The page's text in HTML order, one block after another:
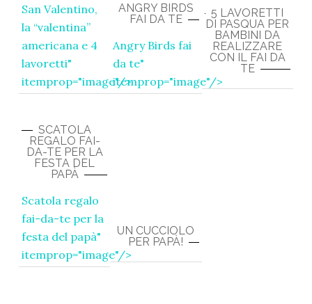
San Valentino,
la “valentina”
americana e 4
lavoretti"
itemprop="image"/>
ANGRY BIRDS
FAI DA TE
Angry Birds fai
da te"
itemprop="image"/>
5 LAVORETTI
DI PASQUA PER
BAMBINI DA
REALIZZARE
CON IL FAI DA
TE
SCATOLA
REGALO FAI-
DA-TE PER LA
FESTA DEL
PAPÀ
Scatola regalo
fai-da-te per la
festa del papà"
itemprop="image"/>
UN CUCCIOLO
PER PAPÀ!